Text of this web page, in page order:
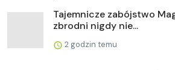
Tajemnicze zabójstwo
zbrodni nigdy nie...
2 godzin temu